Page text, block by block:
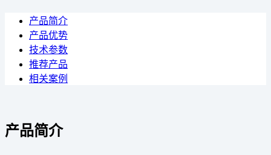
产品简介
产品优势
技术参数
推荐产品
相关案例
产品简介